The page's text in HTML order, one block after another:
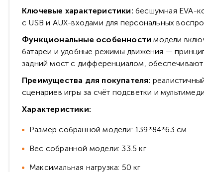
Ключевые характеристики: бесшумная EVA-
с USB и AUX-входами для персональных
Функциональные особенности модели
батареи и удобные режимы движения —
задний мост с дифференциалом,
Преимущества для покупателя:
сценариев игры за счёт подсветки и
Характеристики:
Размер собранной модели: 139*84*63 см
Вес собранной модели: 33.5 кг
Максимальная нагрузка: 50 кг